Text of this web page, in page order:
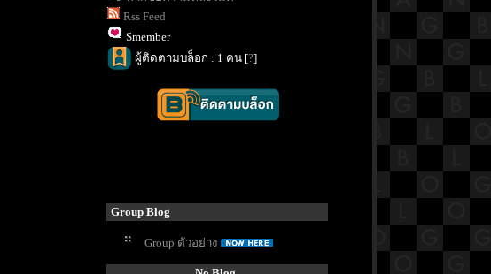
Rss Feed
Smember
ผู้ติดตามบล็อก : 1 คน [?]
Group Blog
Group ตัวอย่าง